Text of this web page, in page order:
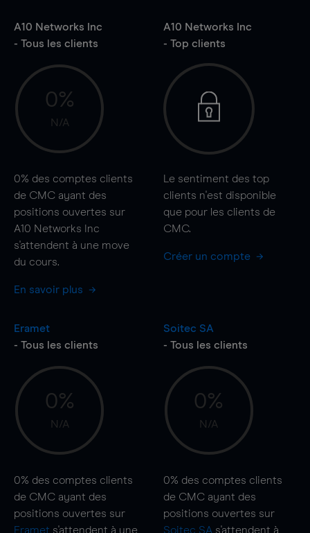
A10 Networks Inc
- Tous les clients
0%
N/A
0% des comptes clients
de CMC ayant des
positions ouvertes sur
A10 Networks Inc
s'attendent à une move
du cours.
En savoir plus
A10 Networks Inc
- Top clients
Le sentiment des top
clients n'est disponible
que pour les clients de
CMC.
Créer un compte
Eramet
- Tous les clients
0%
N/A
0% des comptes clients
de CMC ayant des
positions ouvertes sur
Eramet s'attendent à une
Soitec SA
- Tous les clients
0%
N/A
0% des comptes clients
de CMC ayant des
positions ouvertes sur
Soitec SA s'attendent à